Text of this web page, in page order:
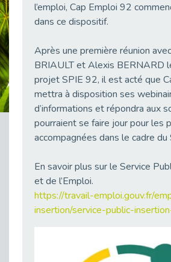
Publié le 04/05/2026
Publié le 04/05/2026
Publié le 01/05/2026
Témoignage : Le parcours de Marc,
Publié le 30/04/2026
Publié le 29/04/2026
Publié le 29/04/2026
Publié le 27/04/2026
l’emploi, Cap Emploi 92
dans ce dispositif.
Après une première réunion
BRIAULT et Alexis BERNARD
projet SPIE 92, il est acté que
mettra à disposition ses
d’informations et répondra aux
pourraient se faire jour pour les
accompagnées dans le cadre du
En savoir plus sur le Service
et de l’Emploi.
https://travail-emploi.gouv.fr/
insertion/service-public-